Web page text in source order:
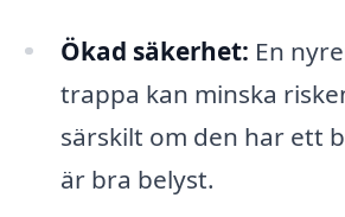
Ökad säkerhet: En
trappa kan minska
särskilt om den har ett
är bra belyst.